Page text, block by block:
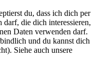
du, dass ich dich per
die dich interessieren,
Daten verwenden darf.
und du kannst dich
Siehe auch unsere